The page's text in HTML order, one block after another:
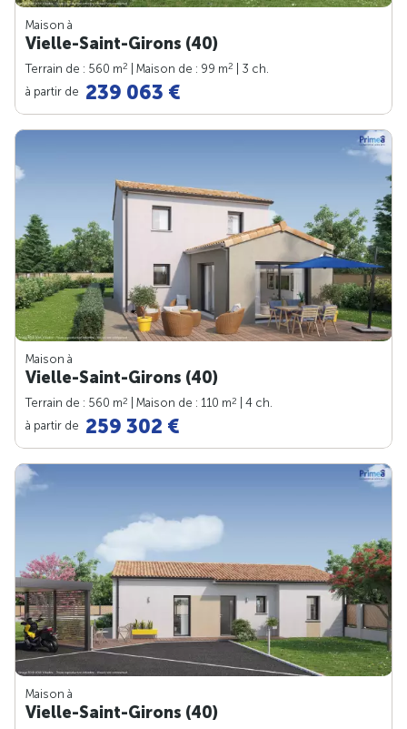
Maison à
Vielle-Saint-Girons (40)
Terrain de : 560 m2 | Maison de : 99 m2
| 3 ch.
à partir de 239 063 €
Maison à
Vielle-Saint-Girons (40)
Terrain de : 560 m2 | Maison de : 110 m2
| 4 ch.
à partir de 259 302 €
Maison à
Vielle-Saint-Girons (40)